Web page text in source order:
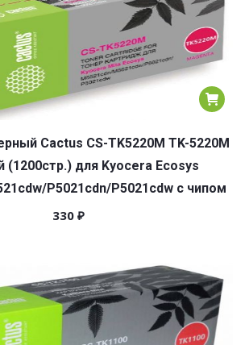
Cactus CS-TK5220M TK-5220M
(1200стр.) для Kyocera Ecosys
P5021cdn/P5021cdw с чипом
330 ₽